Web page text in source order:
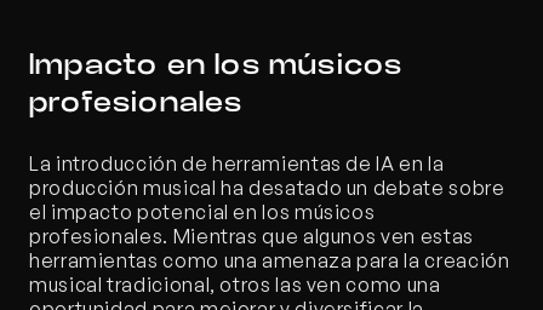
Impacto en los músicos
profesionales
La introducción de herramientas de IA en la
producción musical ha desatado un debate sobre
el impacto potencial en los músicos
profesionales. Mientras que algunos ven estas
herramientas como una amenaza para la creación
musical tradicional, otros las ven como una